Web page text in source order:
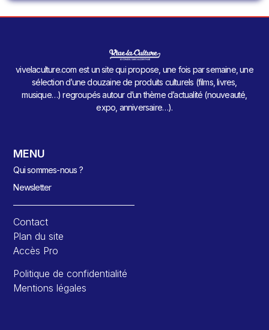
vivelaculture.com est un site qui propose, une fois par semaine, une
sélection d’une douzaine de produits culturels (films, livres,
musique…) regroupés autour d’un thème d’actualité (nouveauté,
expo, anniversaire…).
MENU
Qui sommes-nous ?
Newsletter
Contact
Plan du site
Accès Pro
Politique de confidentialité
Mentions légales